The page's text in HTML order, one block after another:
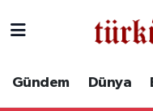
Gündem Dünya